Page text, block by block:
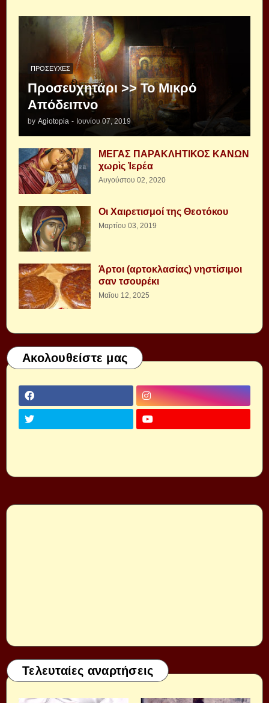
ΠΡΟΣΕΥΧΈΣ
Προσευχητάρι >> Το Μικρό
Απόδειπνο
by Agiotopia - Ιουνίου 07, 2019
ΜΕΓΑΣ ΠΑΡΑΚΛΗΤΙΚΟΣ ΚΑΝΩΝ
χωρὶς Ἱερέα
Αυγούστου 02, 2020
Οι Χαιρετισμοί της Θεοτόκου
Μαρτίου 03, 2019
Άρτοι (αρτοκλασίας) νηστίσιμοι
σαν τσουρέκι
Μαΐου 12, 2025
Ακολουθείστε μας
Τελευταίες αναρτήσεις